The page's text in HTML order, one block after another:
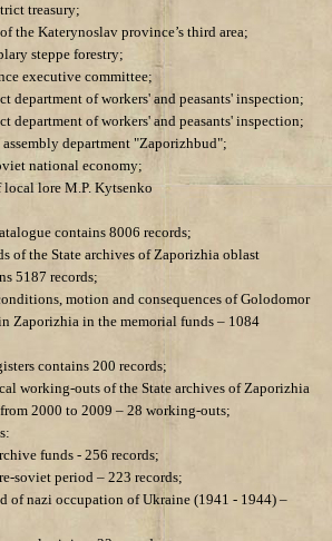
treasury;
the Katerynoslav province’s third area;
steppe forestry;
executive committee;
department of workers' and peasants' inspection;
department of workers' and peasants' inspection;
department "Zaporizhbud";
national economy;
local lore M.P. Kytsenko
contains 8006 records;
ofthe State archives of Zaporizhia oblast
5187 records;
motion and consequences of Golodomor
Zaporizhia in the memorial funds – 1084
contains 200 records;
working-outs ofthe State archives of Zaporizhia
2000 to 2009 – 28 working-outs;
funds - 256 records;
soviet period – 223 records;
of nazi occupation of Ukraine (1941 - 1944) –